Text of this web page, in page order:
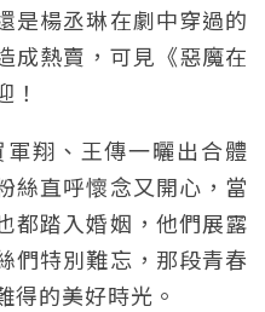
是楊丞琳在劇中穿過的
成熱賣，可見《惡魔在
！
翔、王傳一曬出合體
絲直呼懷念又開心，當
都踏入婚姻，他們展露
們特別難忘，那段青春
得的美好時光。